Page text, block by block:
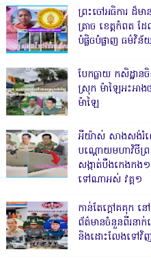
ព្រះចៅអធិការ ដ៏
ត្រាច ខេត្តកំពត
បំផ្លិចបំផ្លាញ ធម៌វិន័
បែកធ្លាយ កសិដ្ឋា
ស្រុក ម៉ាឡៃអះអា
ម៉ាឡៃ
អីយ៉ាស់ សាងសង់រំល
បណ្ដោយមហាវិថីព្រ
សង្កាត់បឹងកេងកង១
ទៅណាអស់ វគ្គ១
កាន់តែក្តៅគគុក ន
ព័ត៌មានចំនួនពីរនា
និងដោះលែងទៅវិ